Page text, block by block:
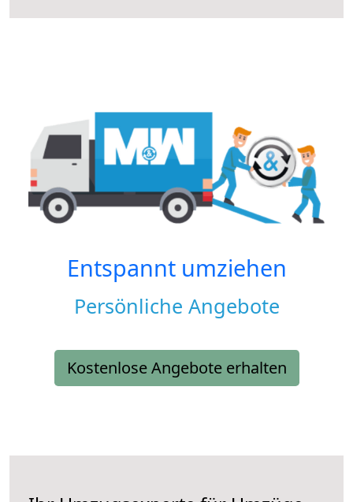
Entspannt umziehen
Persönliche Angebote
Kostenlose Angebote erhalten